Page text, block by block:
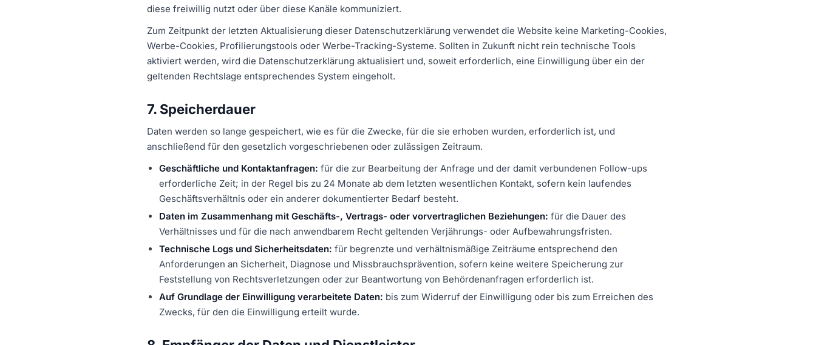
diese freiwillig nutzt oder über diese Kanäle kommuniziert.
Zum Zeitpunkt der letzten Aktualisierung dieser Datenschutzerklärung verwendet die Website keine Marketing-Cookies,
Werbe-Cookies, Profilierungstools oder Werbe-Tracking-Systeme. Sollten in Zukunft nicht rein technische Tools
aktiviert werden, wird die Datenschutzerklärung aktualisiert und, soweit erforderlich, eine Einwilligung über ein der
geltenden Rechtslage entsprechendes System eingeholt.
7. Speicherdauer
Daten werden so lange gespeichert, wie es für die Zwecke, für die sie erhoben wurden, erforderlich ist, und
anschließend für den gesetzlich vorgeschriebenen oder zulässigen Zeitraum.
Geschäftliche und Kontaktanfragen: für die zur Bearbeitung der Anfrage und der damit verbundenen Follow-ups
erforderliche Zeit; in der Regel bis zu 24 Monate ab dem letzten wesentlichen Kontakt, sofern kein laufendes
Geschäftsverhältnis oder ein anderer dokumentierter Bedarf besteht.
Daten im Zusammenhang mit Geschäfts-, Vertrags- oder vorvertraglichen Beziehungen: für die Dauer des
Verhältnisses und für die nach anwendbarem Recht geltenden Verjährungs- oder Aufbewahrungsfristen.
Technische Logs und Sicherheitsdaten: für begrenzte und verhältnismäßige Zeiträume entsprechend den
Anforderungen an Sicherheit, Diagnose und Missbrauchsprävention, sofern keine weitere Speicherung zur
Feststellung von Rechtsverletzungen oder zur Beantwortung von Behördenanfragen erforderlich ist.
Auf Grundlage der Einwilligung verarbeitete Daten: bis zum Widerruf der Einwilligung oder bis zum Erreichen des
Zwecks, für den die Einwilligung erteilt wurde.